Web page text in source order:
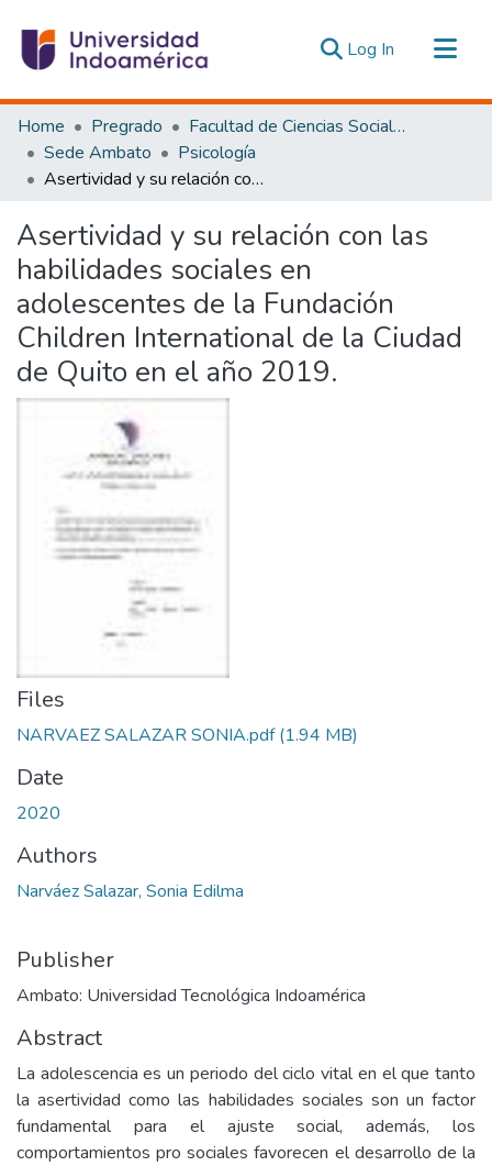
Log In (current)
Communities & Collections
All of DSpace
Statistics
Home Pregrado
Facultad de Ciencias Sociales y Humanas
Sede Ambato
Psicología
Asertividad y su relación con las habilidades sociales en adolescentes de la Fundación Children International de la Ciudad de Quito en el año 2019.
Asertividad y su relación con las
habilidades sociales en
adolescentes de la Fundación
Children International de la Ciudad
de Quito en el año 2019.
Files
NARVAEZ SALAZAR SONIA.pdf(1.94 MB)
Date
2020
Authors
Narváez Salazar, Sonia Edilma
Publisher
Ambato: Universidad Tecnológica Indoamérica
Abstract
La adolescencia es un periodo del ciclo vital en el que tanto
la asertividad como las habilidades sociales son un factor
fundamental para el ajuste social, además, los
comportamientos pro sociales favorecen el desarrollo de la